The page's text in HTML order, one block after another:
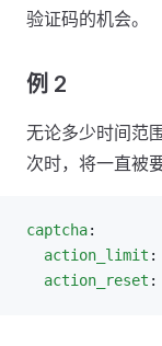
验证码的机会。
例 2
无论多少时间范
次时，将一直被
captcha:
  action_limit
:
  action_reset
: